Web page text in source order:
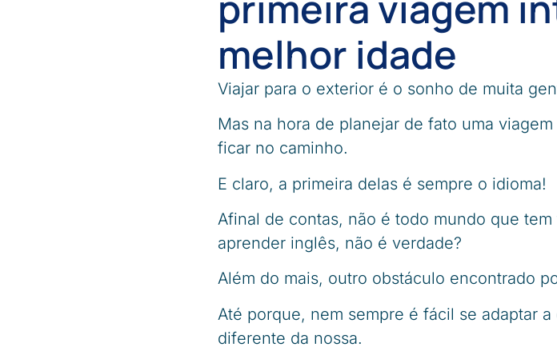
melhor idade
Viajar para o exterior é o sonho de muita
Mas na hora de planejar de fato uma
ficar no caminho.
E claro, a primeira delas é sempre o idioma!
Afinal de contas, não é todo mundo que
aprender inglês, não é verdade?
Além do mais, outro obstáculo encontrado
Até porque, nem sempre é fácil se adaptar
diferente da nossa.